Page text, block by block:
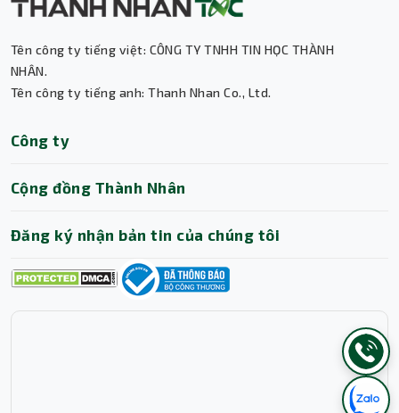
Tên công ty tiếng việt: CÔNG TY TNHH TIN HỌC THÀNH
NHÂN.
Tên công ty tiếng anh: Thanh Nhan Co., Ltd.
Công ty
Cộng đồng Thành Nhân
Đăng ký nhận bản tin của chúng tôi